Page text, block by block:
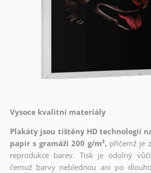
Vysoce kvalitní materiály
Plakáty jsou tištěny HD technologií
papír s gramáží 200 g/m², přičemž je
reprodukce barev. Tisk je odolný
čemuž barvy neblednou ani po